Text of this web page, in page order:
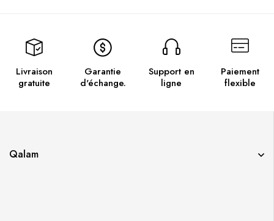
Livraison
gratuite
Garantie
d'échange.
Support en
ligne
Paiement
flexible
Qalam